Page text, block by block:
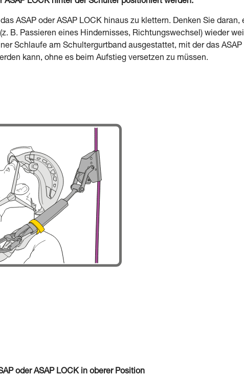
ASAP oder ASAP LOCK hinaus zu klettern. Denken Sie daran,
B. Passieren eines Hindernisses, Richtungswechsel) wieder
Schlaufe am Schultergurtband ausgestattet, mit der das ASAP
kann, ohne es beim Aufstieg versetzen zu müssen.
oder ASAP LOCK in oberer Position